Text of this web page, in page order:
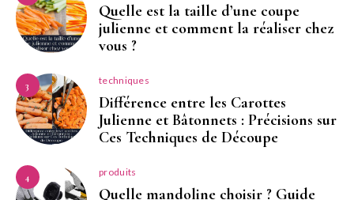
Quelle est la taille d’une coupe
julienne et comment la réaliser chez
vous ?
3 techniques
Différence entre les Carottes
Julienne et Bâtonnets : Précisions sur
Ces Techniques de Découpe
4 produits
Quelle mandoline choisir ? Guide